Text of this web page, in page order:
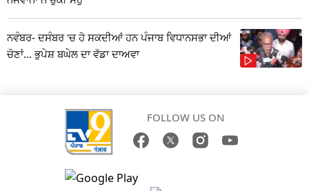
ਨਵੰਬਰ- ਦਸੰਬਰ 'ਚ ਹੋ ਸਕਦੀਆਂ ਹਨ ਪੰਜਾਬ ਵਿਧਾਨਸਭਾ ਦੀਆਂ
ਚੋਣਾਂ... ਭੁਪੇਸ਼ ਬਘੇਲ ਦਾ ਵੱਡਾ ਦਾਅਵਾ
FOLLOW US ON